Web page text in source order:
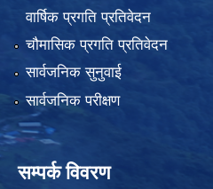
वार्षिक प्रगति प्रतिवेदन
चौमासिक प्रगति प्रतिवेदन
सार्वजनिक सुनुवाई
सार्वजनिक परीक्षण
सम्पर्क विवरण